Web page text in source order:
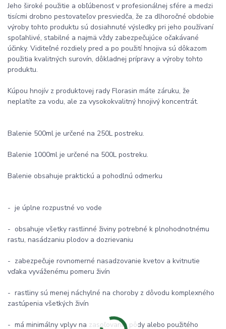
Jeho široké použitie a obľúbenosť v profesionálnej sfére a medzi
tisícmi drobno pestovateľov presviedča, že za dlhoročné obdobie
výroby tohto produktu sú dosiahnuté výsledky pri jeho používaní
spoľahlivé, stabilné a najmä vždy zabezpečujúce očakávané
účinky. Viditeľné rozdiely pred a po použití hnojiva sú dôkazom
použitia kvalitných surovín, dôkladnej prípravy a výroby tohto
produktu.
Kúpou hnojív z produktovej rady Florasin máte záruku, že
neplatíte za vodu, ale za vysokokvalitný hnojivý koncentrát.
Balenie 500ml je určené na 250L postreku.
Balenie 1000ml je určené na 500L postreku.
Balenie obsahuje praktickú a pohodlnú odmerku
- je úplne rozpustné vo vode
- obsahuje všetky rastlinné živiny potrebné k plnohodnotnému
rastu, nasádzaniu plodov a dozrievaniu
- zabezpečuje rovnomerné nasadzovanie kvetov a kvitnutie
vďaka vyváženému pomeru živín
- rastliny sú menej náchylné na choroby z dôvodu komplexného
zastúpenia všetkých živín
- má minimálny vplyv na zasoľovanie pôdy alebo použitého